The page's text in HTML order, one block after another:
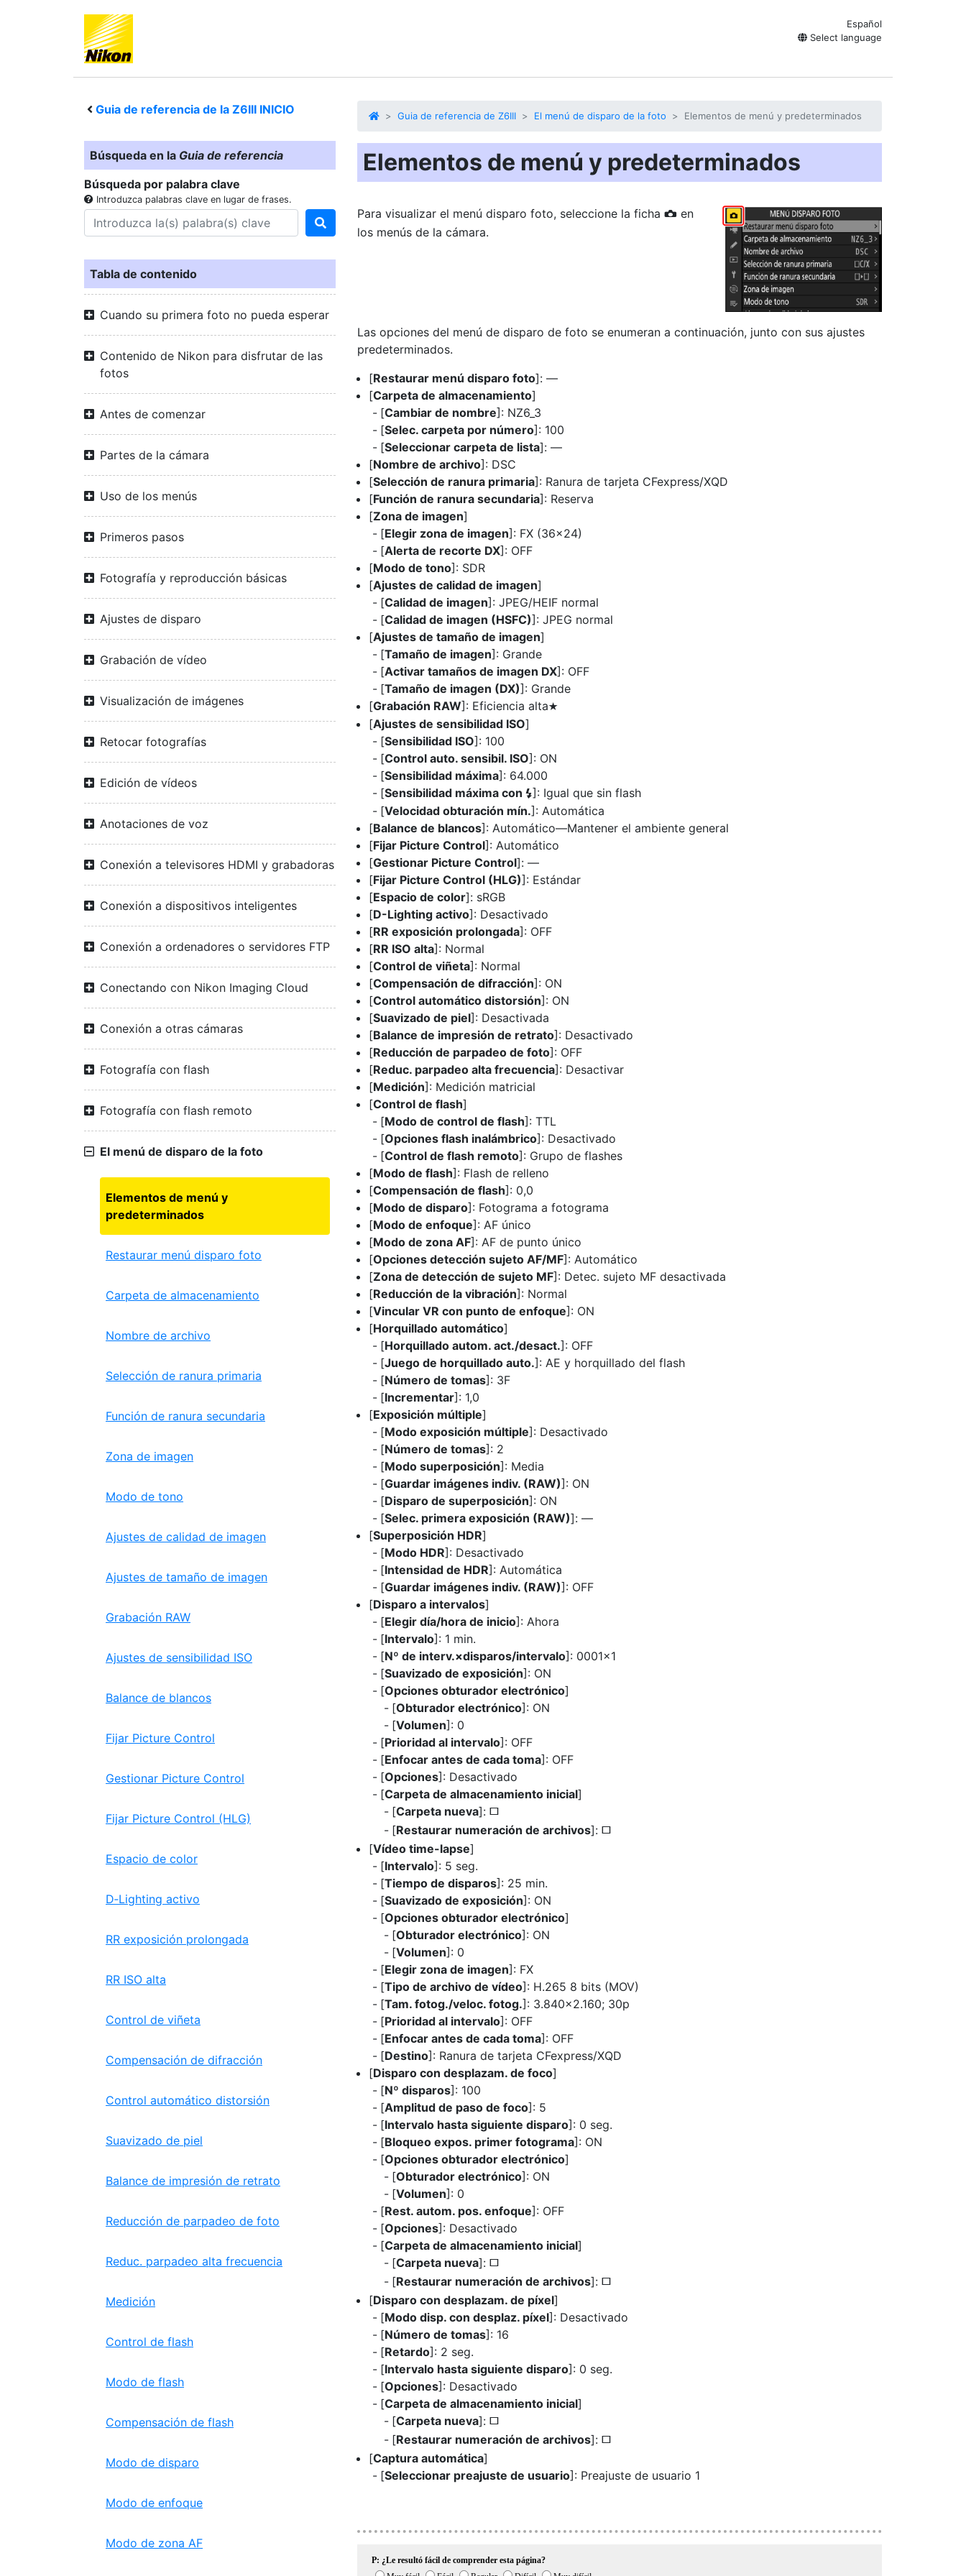
Español
Select language
Guia de referencia de la Z6III INICIO
Búsqueda en la Guia de referencia
Búsqueda por palabra clave
Introduzca palabras clave en lugar de frases.
Tabla de contenido
Cuando su primera foto no pueda esperar
Contenido de Nikon para disfrutar de las
fotos
Antes de comenzar
Partes de la cámara
Uso de los menús
Primeros pasos
Fotografía y reproducción básicas
Ajustes de disparo
Grabación de vídeo
Visualización de imágenes
Retocar fotografías
Edición de vídeos
Anotaciones de voz
Conexión a televisores HDMI y grabadoras
Conexión a dispositivos inteligentes
Conexión a ordenadores o servidores FTP
Conectando con Nikon Imaging Cloud
Conexión a otras cámaras
Fotografía con flash
Fotografía con flash remoto
El menú de disparo de la foto
Elementos de menú y
predeterminados
Restaurar menú disparo foto
Carpeta de almacenamiento
Nombre de archivo
Selección de ranura primaria
Función de ranura secundaria
Zona de imagen
Modo de tono
Ajustes de calidad de imagen
Ajustes de tamaño de imagen
Grabación RAW
Ajustes de sensibilidad ISO
Balance de blancos
Fijar Picture Control
Gestionar Picture Control
Fijar Picture Control (HLG)
Espacio de color
D‑Lighting activo
RR exposición prolongada
RR ISO alta
Control de viñeta
Compensación de difracción
Control automático distorsión
Suavizado de piel
Balance de impresión de retrato
Reducción de parpadeo de foto
Reduc. parpadeo alta frecuencia
Medición
Control de flash
Modo de flash
Compensación de flash
Modo de disparo
Modo de enfoque
Modo de zona AF
Guia de referencia de Z6III El menú de disparo de la foto Elementos de menú y predeterminados
Elementos de menú y predeterminados
Para visualizar el menú disparo foto, seleccione la ficha C en
los menús de la cámara.
Las opciones del menú de disparo de foto se enumeran a continuación, junto con sus ajustes
predeterminados.
[Restaurar menú disparo foto]: —
[Carpeta de almacenamiento]
[Cambiar de nombre]: NZ6_3
[Selec. carpeta por número]: 100
[Seleccionar carpeta de lista]: —
[Nombre de archivo]: DSC
[Selección de ranura primaria]: Ranura de tarjeta CFexpress/XQD
[Función de ranura secundaria]: Reserva
[Zona de imagen]
[Elegir zona de imagen]: FX (36×24)
[Alerta de recorte DX]: OFF
[Modo de tono]: SDR
[Ajustes de calidad de imagen]
[Calidad de imagen]: JPEG/HEIF normal
[Calidad de imagen (HSFC)]: JPEG normal
[Ajustes de tamaño de imagen]
[Tamaño de imagen]: Grande
[Activar tamaños de imagen DX]: OFF
[Tamaño de imagen (DX)]: Grande
[Grabación RAW]: Eficiencia altam
[Ajustes de sensibilidad ISO]
[Sensibilidad ISO]: 100
[Control auto. sensibil. ISO]: ON
[Sensibilidad máxima]: 64.000
[Sensibilidad máxima con c]: Igual que sin flash
[Velocidad obturación mín.]: Automática
[Balance de blancos]: Automático—Mantener el ambiente general
[Fijar Picture Control]: Automático
[Gestionar Picture Control]: —
[Fijar Picture Control (HLG)]: Estándar
[Espacio de color]: sRGB
[D-Lighting activo]: Desactivado
[RR exposición prolongada]: OFF
[RR ISO alta]: Normal
[Control de viñeta]: Normal
[Compensación de difracción]: ON
[Control automático distorsión]: ON
[Suavizado de piel]: Desactivada
[Balance de impresión de retrato]: Desactivado
[Reducción de parpadeo de foto]: OFF
[Reduc. parpadeo alta frecuencia]: Desactivar
[Medición]: Medición matricial
[Control de flash]
[Modo de control de flash]: TTL
[Opciones flash inalámbrico]: Desactivado
[Control de flash remoto]: Grupo de flashes
[Modo de flash]: Flash de relleno
[Compensación de flash]: 0,0
[Modo de disparo]: Fotograma a fotograma
[Modo de enfoque]: AF único
[Modo de zona AF]: AF de punto único
[Opciones detección sujeto AF/MF]: Automático
[Zona de detección de sujeto MF]: Detec. sujeto MF desactivada
[Reducción de la vibración]: Normal
[Vincular VR con punto de enfoque]: ON
[Horquillado automático]
[Horquillado autom. act./desact.]: OFF
[Juego de horquillado auto.]: AE y horquillado del flash
[Número de tomas]: 3F
[Incrementar]: 1,0
[Exposición múltiple]
[Modo exposición múltiple]: Desactivado
[Número de tomas]: 2
[Modo superposición]: Media
[Guardar imágenes indiv. (RAW)]: ON
[Disparo de superposición]: ON
[Selec. primera exposición (RAW)]: —
[Superposición HDR]
[Modo HDR]: Desactivado
[Intensidad de HDR]: Automática
[Guardar imágenes indiv. (RAW)]: OFF
[Disparo a intervalos]
[Elegir día/hora de inicio]: Ahora
[Intervalo]: 1 min.
[Nº de interv.×disparos/intervalo]: 0001×1
[Suavizado de exposición]: ON
[Opciones obturador electrónico]
[Obturador electrónico]: ON
[Volumen]: 0
[Prioridad al intervalo]: OFF
[Enfocar antes de cada toma]: OFF
[Opciones]: Desactivado
[Carpeta de almacenamiento inicial]
[Carpeta nueva]: U
[Restaurar numeración de archivos]: U
[Vídeo time-lapse]
[Intervalo]: 5 seg.
[Tiempo de disparos]: 25 min.
[Suavizado de exposición]: ON
[Opciones obturador electrónico]
[Obturador electrónico]: ON
[Volumen]: 0
[Elegir zona de imagen]: FX
[Tipo de archivo de vídeo]: H.265 8 bits (MOV)
[Tam. fotog./veloc. fotog.]: 3.840×2.160; 30p
[Prioridad al intervalo]: OFF
[Enfocar antes de cada toma]: OFF
[Destino]: Ranura de tarjeta CFexpress/XQD
[Disparo con desplazam. de foco]
[Nº disparos]: 100
[Amplitud de paso de foco]: 5
[Intervalo hasta siguiente disparo]: 0 seg.
[Bloqueo expos. primer fotograma]: ON
[Opciones obturador electrónico]
[Obturador electrónico]: ON
[Volumen]: 0
[Rest. autom. pos. enfoque]: OFF
[Opciones]: Desactivado
[Carpeta de almacenamiento inicial]
[Carpeta nueva]: U
[Restaurar numeración de archivos]: U
[Disparo con desplazam. de píxel]
[Modo disp. con desplaz. píxel]: Desactivado
[Número de tomas]: 16
[Retardo]: 2 seg.
[Intervalo hasta siguiente disparo]: 0 seg.
[Opciones]: Desactivado
[Carpeta de almacenamiento inicial]
[Carpeta nueva]: U
[Restaurar numeración de archivos]: U
[Captura automática]
[Seleccionar preajuste de usuario]: Preajuste de usuario 1